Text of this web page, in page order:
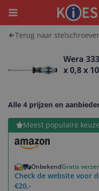
Menu
Terug naar
Wera
x 0,8 x
Alle 4 prijzen en
Meest populaire
OnbekendGratis
Check de website voor
€20,-
Bekijk product